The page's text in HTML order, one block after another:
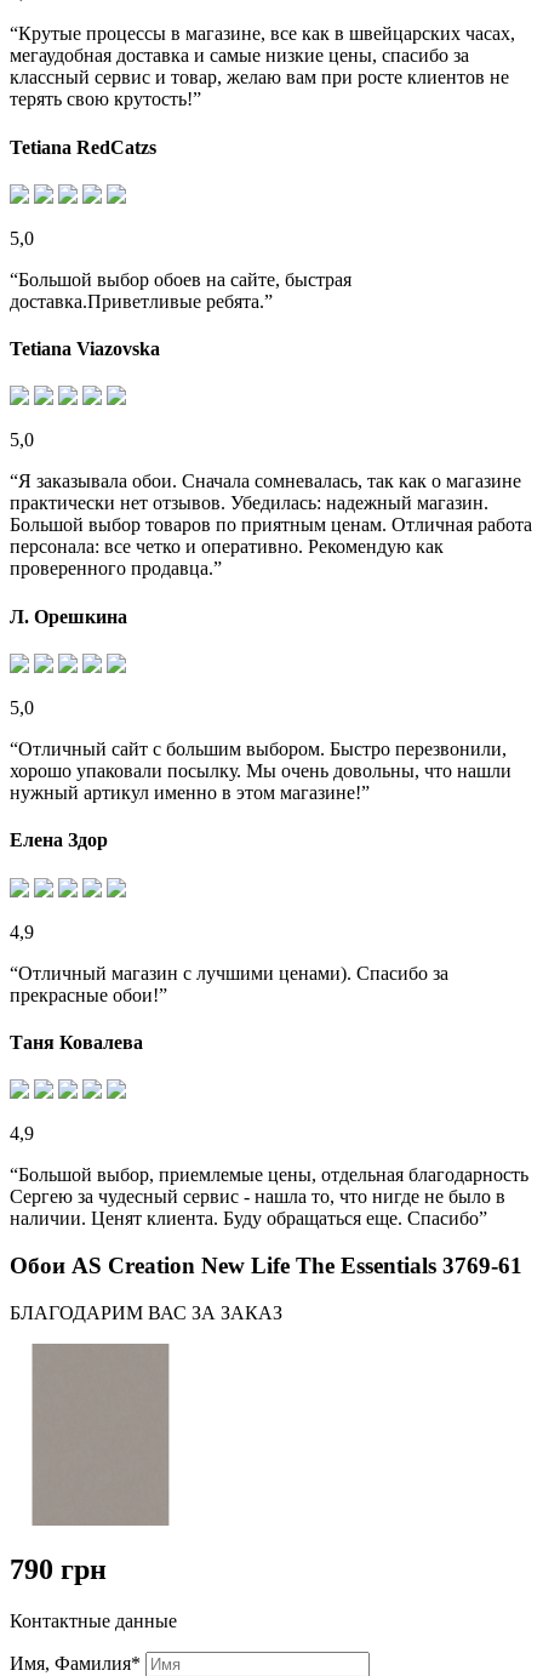
“Крутые процессы в магазине, все как в швейцарских часах,
мегаудобная доставка и самые низкие цены, спасибо за
классный сервис и товар, желаю вам при росте клиентов не
терять свою крутость!”
Tetiana RedCatzs
5,0
“Большой выбор обоев на сайте, быстрая
доставка.Приветливые ребята.”
Tetiana Viazovska
5,0
“Я заказывала обои. Сначала сомневалась, так как о магазине
практически нет отзывов. Убедилась: надежный магазин.
Большой выбор товаров по приятным ценам. Отличная работа
персонала: все четко и оперативно. Рекомендую как
проверенного продавца.”
Л. Орешкина
5,0
“Отличный сайт с большим выбором. Быстро перезвонили,
хорошо упаковали посылку. Мы очень довольны, что нашли
нужный артикул именно в этом магазине!”
Елена Здор
4,9
“Отличный магазин с лучшими ценами). Спасибо за
прекрасные обои!”
Таня Ковалева
4,9
“Большой выбор, приемлемые цены, отдельная благодарность
Сергею за чудесный сервис - нашла то, что нигде не было в
наличии. Ценят клиента. Буду обращаться еще. Спасибо”
Обои AS Creation New Life The Essentials 3769-61
БЛАГОДАРИМ ВАС ЗА ЗАКАЗ
790 грн
Контактные данные
Имя, Фамилия*